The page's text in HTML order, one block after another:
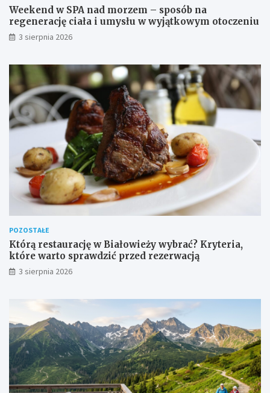
Weekend w SPA nad morzem – sposób na
regenerację ciała i umysłu w wyjątkowym otoczeniu
3 sierpnia 2026
POZOSTAŁE
Którą restaurację w Białowieży wybrać? Kryteria,
które warto sprawdzić przed rezerwacją
3 sierpnia 2026